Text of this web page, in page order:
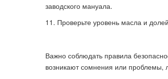
заводского мануала.
Проверьте уровень масла и
Важно соблюдать правила
возникают сомнения или проблемы,